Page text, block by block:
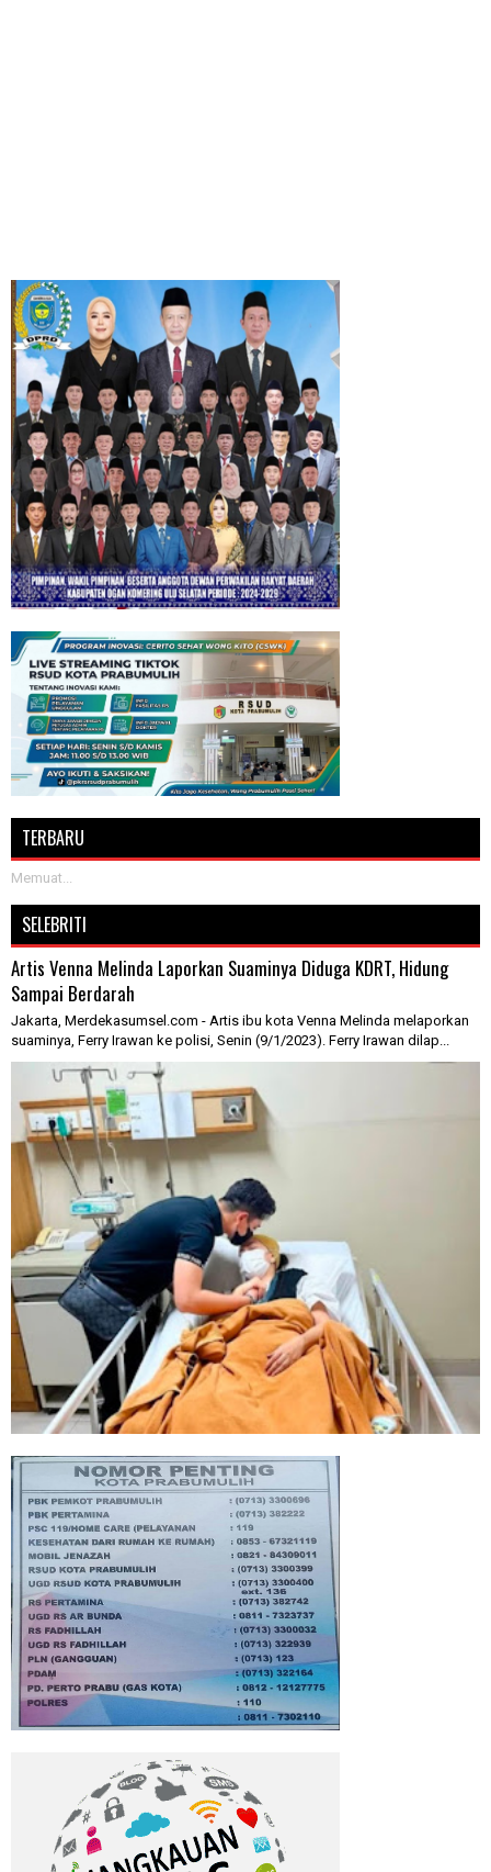
TERBARU
Memuat...
SELEBRITI
Artis Venna Melinda Laporkan Suaminya Diduga KDRT, Hidung
Sampai Berdarah
Jakarta, Merdekasumsel.com - Artis ibu kota Venna Melinda melaporkan
suaminya, Ferry Irawan ke polisi, Senin (9/1/2023). Ferry Irawan dilap...